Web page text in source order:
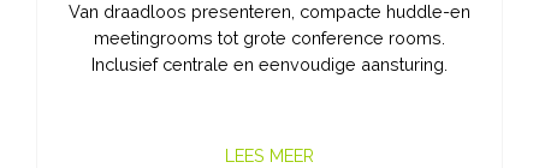
Van draadloos presenteren, compacte huddle-en
meetingrooms tot grote conference rooms.
Inclusief centrale en eenvoudige aansturing.
LEES MEER